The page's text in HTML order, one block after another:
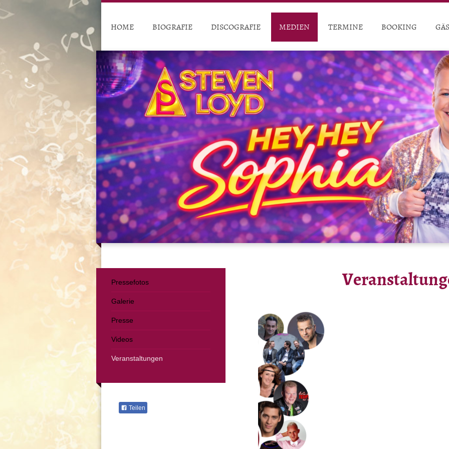
HOME BIOGRAFIE DISCOGRAFIE MEDIEN TERMINE BOOKING
Pressefotos
Galerie
Presse
Videos
Veranstaltungen
Teilen